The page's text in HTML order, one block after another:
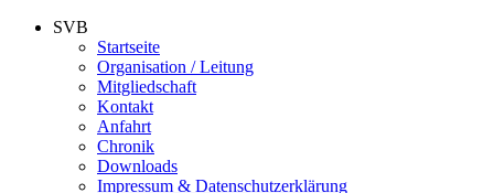
SVB
Startseite
Organisation / Leitung
Mitgliedschaft
Kontakt
Anfahrt
Chronik
Downloads
Impressum & Datenschutzerklärung